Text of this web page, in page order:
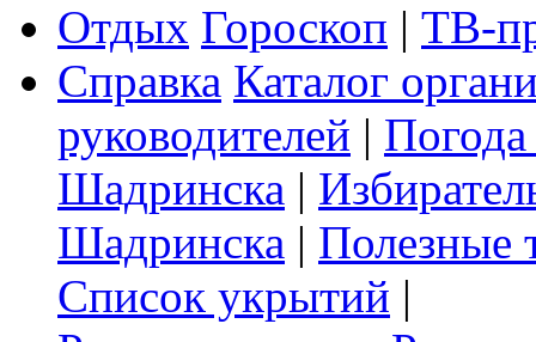
Отдых Гороскоп | ТВ-
Справка Каталог
руководителей |
Шадринска |
Шадринска | Полезные
Список укрытий |